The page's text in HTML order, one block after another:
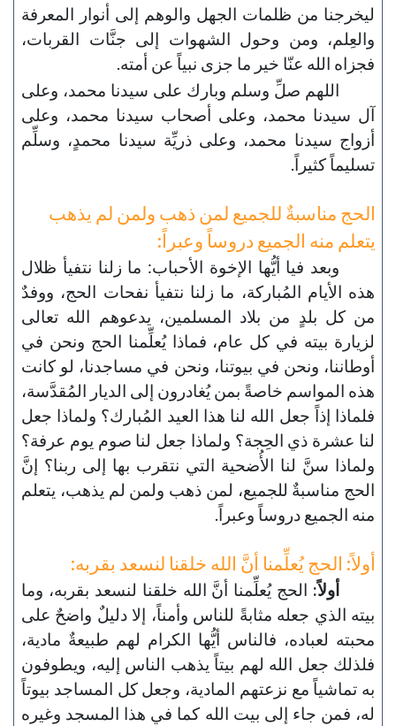
ليخرجنا من ظلمات الجهل والوهم إلى أنوار المعرفة
والعِلم، ومن وحول الشهوات إلى جنَّات القربات،
فجزاه الله عنّا خير ما جزى نبياً عن أمته.
اللهم صلِّ وسلم وبارك على سيدنا محمد، وعلى
آل سيدنا محمد، وعلى أصحاب سيدنا محمد، وعلى
أزواج سيدنا محمد، وعلى ذريِّة سيدنا محمدٍ، وسلِّم
تسليماً كثيراً.
الحج مناسبةٌ للجميع لمن ذهب ولمن لم يذهب
يتعلم منه الجميع دروساً وعبراً:
وبعد فيا أيُّها الإخوة الأحباب: ما زلنا نتفيأ ظلال
هذه الأيام المُباركة، ما زلنا نتفيأ نفحات الحج، ووفدٌ
من كل بلدٍ من بلاد المسلمين، يدعوهم الله تعالى
لزيارة بيته في كل عام، فماذا يُعلِّمنا الحج ونحن في
أوطاننا، ونحن في بيوتنا، ونحن في مساجدنا، لو كانت
هذه المواسم خاصةً بمن يُغادرون إلى الديار المُقدَّسة،
فلماذا إذاً جعل الله لنا هذا العيد المُبارك؟ ولماذا جعل
لنا عشرة ذي الحِجة؟ ولماذا جعل لنا صوم يوم عرفة؟
ولماذا سنَّ لنا الأُضحية التي نتقرب بها إلى ربنا؟ إنَّ
الحج مناسبةٌ للجميع، لمن ذهب ولمن لم يذهب، يتعلم
منه الجميع دروساً وعبراً.
أولاً: الحج يُعلِّمنا أنَّ الله خلقنا لنسعد بقربه:
أولاً: الحج يُعلِّمنا أنَّ الله خلقنا لنسعد بقربه، وما
بيته الذي جعله مثابةً للناس وأمناً، إلا دليلٌ واضحٌ على
محبته لعباده، فالناس أيُّها الكرام لهم طبيعةٌ مادية،
فلذلك جعل الله لهم بيتاً يذهب الناس إليه، ويطوفون
به تماشياً مع نزعتهم المادية، وجعل كل المساجد بيوتاً
له، فمن جاء إلى بيت الله كما في هذا المسجد وغيره